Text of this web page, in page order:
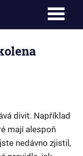
divit. Například
mají alespoň
nedávno zjistil,